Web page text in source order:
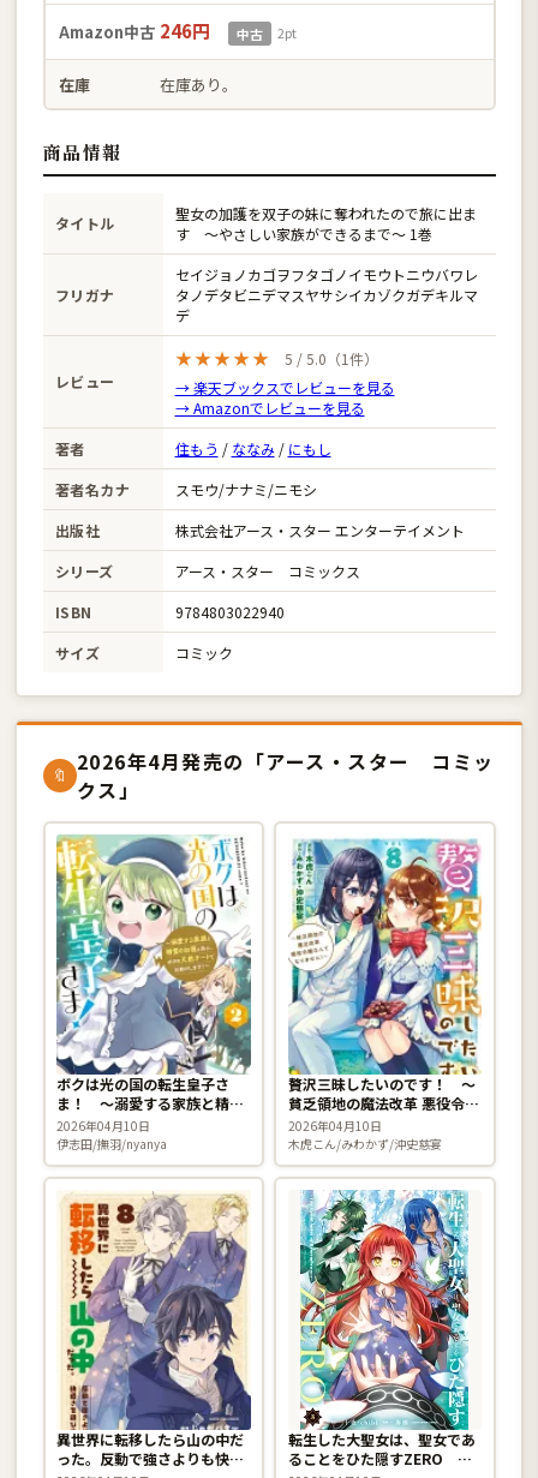
Amazon中古 246円 中古 2pt
在庫 在庫あり。
商品情報
タイトル
聖女の加護を双子の妹に奪われたので旅に出ま
す 〜やさしい家族ができるまで〜 1巻
フリガナ
セイジョノカゴヲフタゴノイモウトニウバワレ
タノデタビニデマスヤサシイカゾクガデキルマ
デ
レビュー
★★★★★
5 / 5.0（1件）
→ 楽天ブックスでレビューを見る
→ Amazonでレビューを見る
著者
住もう / ななみ / にもし
著者名カナ
スモウ/ナナミ/ニモシ
出版社
株式会社アース・スター エンターテイメント
シリーズ
アース・スター コミックス
ISBN
9784803022940
サイズ
コミック
🔖
2026年4月発売の「アース・スター コミッ
クス」
ボクは光の国の転生皇子さ
ま！ 〜溺愛する家族と精霊
の加護と共に、ボクの天然チ
ートでお助けします！〜 2巻
2026年04月10日
伊志田/撫羽/nyanya
贅沢三昧したいのです！ 〜
貧乏領地の魔法改革 悪役令嬢
なんてなりません！〜 8巻
2026年04月10日
木虎こん/みわかず/沖史慈宴
異世界に転移したら山の中だ
った。反動で強さよりも快適
転生した大聖女は、聖女であ
ることをひた隠すZERO 〜